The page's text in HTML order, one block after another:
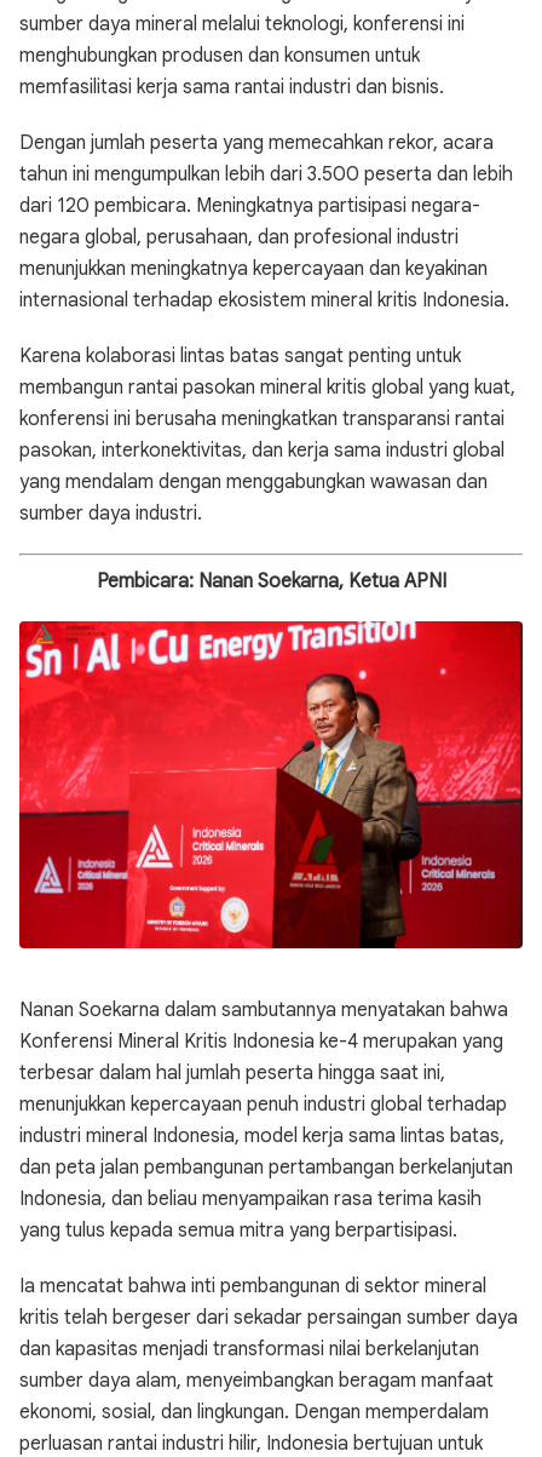
sumber daya mineral melalui teknologi, konferensi ini
menghubungkan produsen dan konsumen untuk
memfasilitasi kerja sama rantai industri dan bisnis.
Dengan jumlah peserta yang memecahkan rekor, acara
tahun ini mengumpulkan lebih dari 3.500 peserta dan lebih
dari 120 pembicara. Meningkatnya partisipasi negara-
negara global, perusahaan, dan profesional industri
menunjukkan meningkatnya kepercayaan dan keyakinan
internasional terhadap ekosistem mineral kritis Indonesia.
Karena kolaborasi lintas batas sangat penting untuk
membangun rantai pasokan mineral kritis global yang kuat,
konferensi ini berusaha meningkatkan transparansi rantai
pasokan, interkonektivitas, dan kerja sama industri global
yang mendalam dengan menggabungkan wawasan dan
sumber daya industri.
Pembicara: Nanan Soekarna, Ketua APNI
Nanan Soekarna dalam sambutannya menyatakan bahwa
Konferensi Mineral Kritis Indonesia ke-4 merupakan yang
terbesar dalam hal jumlah peserta hingga saat ini,
menunjukkan kepercayaan penuh industri global terhadap
industri mineral Indonesia, model kerja sama lintas batas,
dan peta jalan pembangunan pertambangan berkelanjutan
Indonesia, dan beliau menyampaikan rasa terima kasih
yang tulus kepada semua mitra yang berpartisipasi.
Ia mencatat bahwa inti pembangunan di sektor mineral
kritis telah bergeser dari sekadar persaingan sumber daya
dan kapasitas menjadi transformasi nilai berkelanjutan
sumber daya alam, menyeimbangkan beragam manfaat
ekonomi, sosial, dan lingkungan. Dengan memperdalam
perluasan rantai industri hilir, Indonesia bertujuan untuk